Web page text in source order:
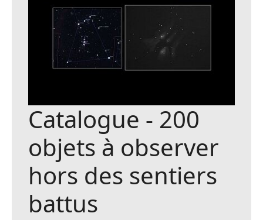
Catalogue - 200
objets à observer
hors des sentiers
battus